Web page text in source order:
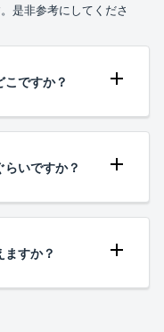
是非参考にしてくださ
ですか？
いですか？
すか？